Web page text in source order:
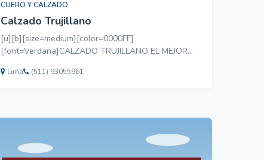
CUERO Y CALZADO
Calzado Trujillano
[u][b][size=medium][color=0000FF]
[font=Verdana]CALZADO TRUJILLANO EL MEJOR
Lima (511) 93055961